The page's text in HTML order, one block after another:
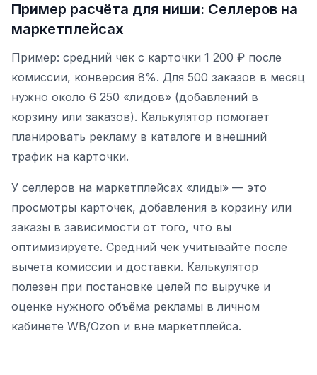
Пример расчёта для ниши: Селлеров на
маркетплейсах
Пример: средний чек с карточки 1 200 ₽ после
комиссии, конверсия 8%. Для 500 заказов в месяц
нужно около 6 250 «лидов» (добавлений в
корзину или заказов). Калькулятор помогает
планировать рекламу в каталоге и внешний
трафик на карточки.
У селлеров на маркетплейсах «лиды» — это
просмотры карточек, добавления в корзину или
заказы в зависимости от того, что вы
оптимизируете. Средний чек учитывайте после
вычета комиссии и доставки. Калькулятор
полезен при постановке целей по выручке и
оценке нужного объёма рекламы в личном
кабинете WB/Ozon и вне маркетплейса.